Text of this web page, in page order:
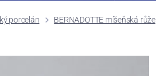
porcelán BERNADOTTE míšeňská růže